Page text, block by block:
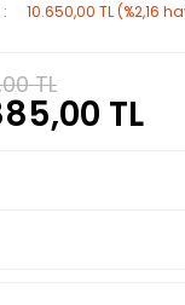
10.650,00 TL (%2,16
TL
TL